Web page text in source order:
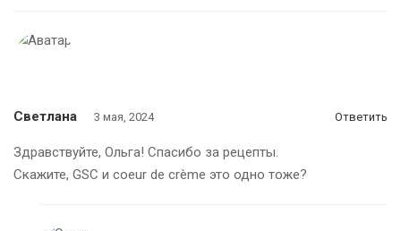
Светлана 3 мая, 2024 Ответить
Здравствуйте, Ольга! Спасибо за рецепты.
Скажите, GSC и coeur de crème это одно тоже?